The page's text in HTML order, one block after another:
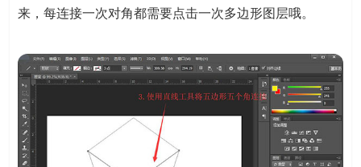
来，每连接一次对角都需要点击一次多边形图层哦。